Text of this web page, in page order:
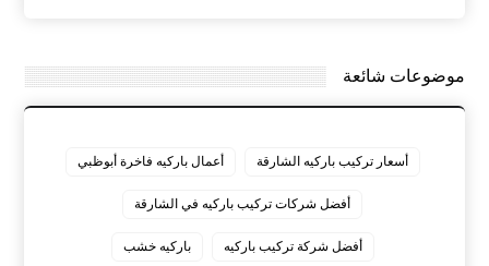
موضوعات شائعة
أسعار تركيب باركيه الشارقة أعمال باركيه فاخرة أبوظبي
أفضل شركات تركيب باركيه في الشارقة
أفضل شركة تركيب باركيه باركيه خشب